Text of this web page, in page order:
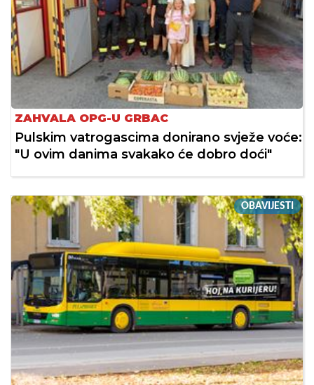
ZAHVALA OPG-U GRBAC
Pulskim vatrogascima donirano svježe voće:
"U ovim danima svakako će dobro doći"
OBAVIJESTI